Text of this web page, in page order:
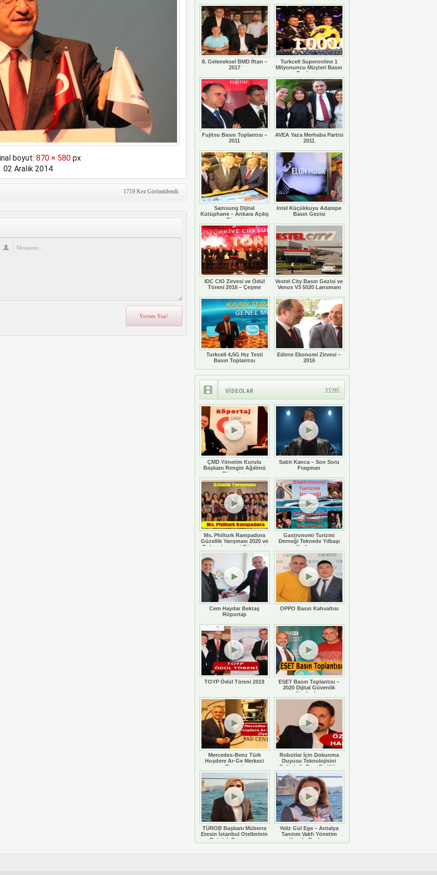
boyut: 870 × 580px
02 Aralık 2014
1719 Kez Görüntülendi.
8. Geleneksel BMD İftarı –
2017
Turkcell Superonline 1
Milyonuncu Müşteri Basın
Toplantısı
Fujitsu Basın Toplantısı –
2011
AVEA Yaza Merhaba Partisi
2011
Samsung Dijital
Kütüphane – Ankara Açılış
Töreni
Intel Küçükkuyu Adatepe
Basın Gezisi
IDC CIO Zirvesi ve Ödül
Töreni 2016 – Çeşme
Vestel City Basın Gezisi ve
Venus V3 5020 Lansmanı
Turkcell 4,5G Hız Testi
Basın Toplantısı
Edirne Ekonomi Zirvesi –
2016
VİDEOLAR TÜMÜ
ÇMD Yönetim Kurulu
Başkanı Rengin Ağılönü
Röportajı
Sabit Kanca – Son Soru
Fragman
Ms. Philturk Rampadora
Güzellik Yarışması 2020 ve
Rohan Legaspi Röportajı
Gastronomi Turizmi
Derneği Teknede Yılbaşı
Kutlaması
Cem Haydar Bektaş
Röportajı
OPPO Basın Kahvaltısı
TOYP Ödül Töreni 2019
ESET Basın Toplantısı –
2020 Dijital Güvenlik
Yazılımları
Mercedes-Benz Türk
Hoşdere Ar-Ge Merkezi
Ziyareti
Robotlar İçin Dokunma
Duyusu Teknolojisini
Geliştirdi: Doç. Dr. Utku
Büyükşahin
TÜROB Başkanı Müberra
Eresin İstanbul Otellerinin
Doluluk Durumunu
Yeliz Gül Ege – Antalya
Tanıtım Vakfı Yönetim
Kurulu Başkanı